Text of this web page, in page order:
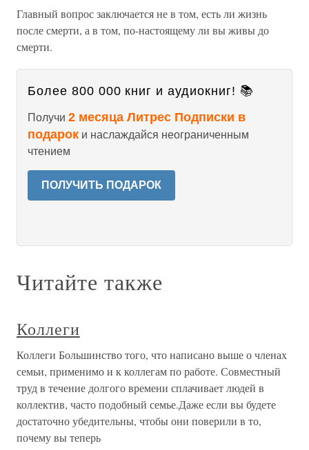
Главный вопрос заключается не в том, есть ли жизнь
после смерти, а в том, по-настоящему ли вы живы до
смерти.
Более 800 000 книг и аудиокниг! 📚
Получи 2 месяца Литрес Подписки в
подарок и наслаждайся неограниченным
чтением
ПОЛУЧИТЬ ПОДАРОК
Читайте также
Коллеги
Коллеги Большинство того, что написано выше о членах
семьи, применимо и к коллегам по работе. Совместный
труд в течение долгого времени сплачивает людей в
коллектив, часто подобный семье.Даже если вы будете
достаточно убедительны, чтобы они поверили в то,
почему вы теперь